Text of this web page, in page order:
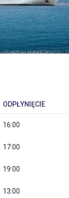
ODPŁYNIĘCIE
16:00
17:00
19:00
13:00